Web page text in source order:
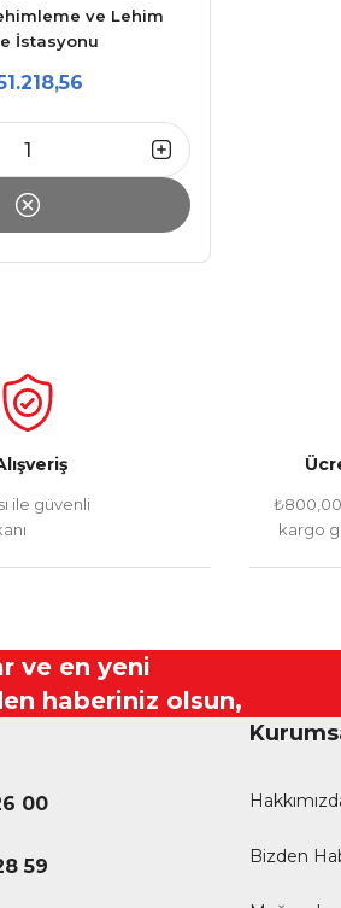
ve Lehim
İstasyonu
ile güvenli
kargo
ve en yeni
haberiniz olsun,
00
59 Bizden